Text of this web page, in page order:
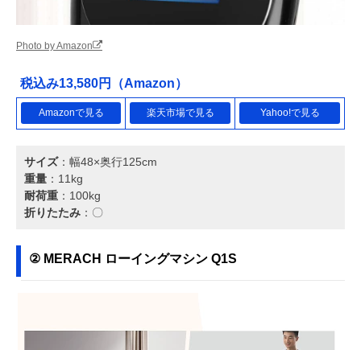
Photo by Amazon
税込み13,580円（Amazon）
Amazonで見る 楽天市場で見る Yahoo!で見る
サイズ：幅48×奥行125cm
重量 ：11kg
耐荷重 ：100kg
折りたたみ ：〇
② MERACH ローイングマシン Q1S